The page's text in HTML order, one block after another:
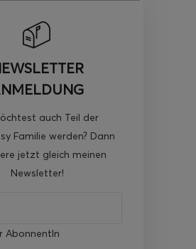
auch Teil der
Familie werden? Dann
jetzt gleich meinen
Newsletter!
AbonnentIn